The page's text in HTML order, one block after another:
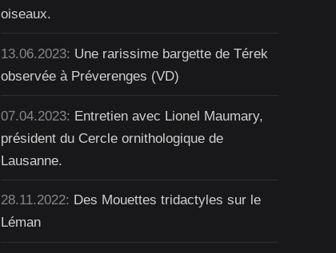
oiseaux.
13.06.2023: Une rarissime bargette de Térek
observée à Préverenges (VD)
07.04.2023: Entretien avec Lionel Maumary,
président du Cercle ornithologique de
Lausanne.
28.11.2022: Des Mouettes tridactyles sur le
Léman